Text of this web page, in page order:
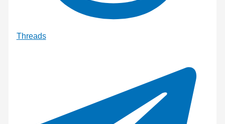
Threads